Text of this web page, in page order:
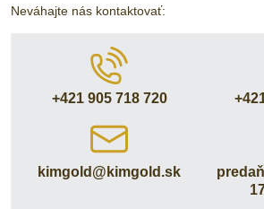
Neváhajte nás kontaktovať:
+421 905 718 720
kimgold​@kimgold​.sk